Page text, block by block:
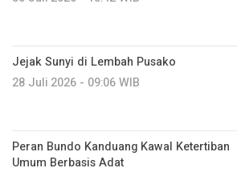
Jejak Sunyi di Lembah Pusako
28 Juli 2026 - 09:06 WIB
Peran Bundo Kanduang Kawal Ketertiban
Umum Berbasis Adat